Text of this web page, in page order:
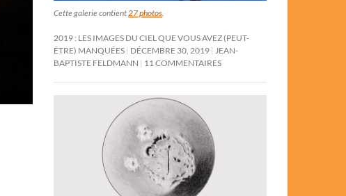
Cette galerie contient27 photos.
2019 : LES IMAGES DU CIEL QUE VOUS AVEZ (PEUT-
ÊTRE) MANQUÉES DÉCEMBRE 30, 2019 JEAN-
BAPTISTE FELDMANN
11 COMMENTAIRES